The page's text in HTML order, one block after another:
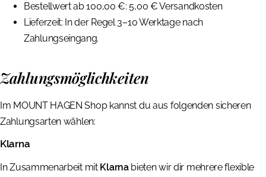
Bestellwert ab 100,00 €: 5,00 € Versandkosten
Lieferzeit: In der Regel 3–10 Werktage nach
Zahlungseingang.
Zahlungsmöglichkeiten
Im MOUNT HAGEN Shop kannst du aus folgenden sicheren
Zahlungsarten wählen:
Klarna
In Zusammenarbeit mit Klarnabieten wir dir mehrere flexible